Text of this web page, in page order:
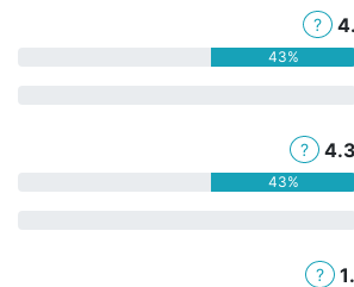
?
43%
?
43%
?